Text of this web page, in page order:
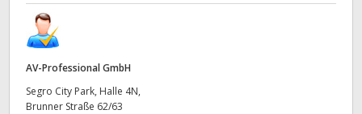
AV-Professional GmbH
Segro City Park, Halle 4N,
Brunner Straße 62/63